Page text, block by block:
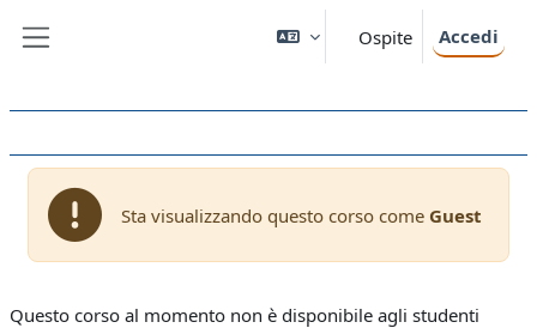
Ospite Accedi
Sta visualizzando questo corso come Guest
Questo corso al momento non è disponibile agli studenti